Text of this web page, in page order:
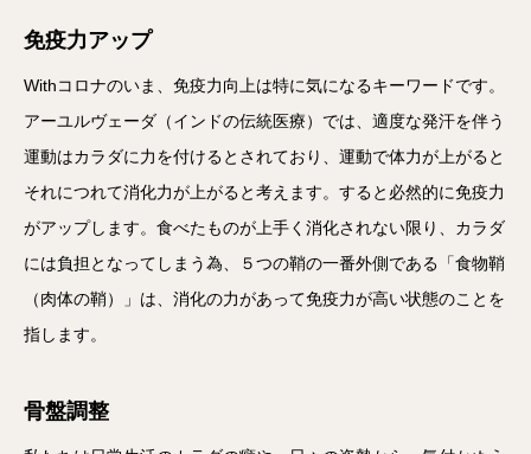
免疫力アップ
Withコロナのいま、免疫力向上は特に気になるキーワードです。
アーユルヴェーダ（インドの伝統医療）では、適度な発汗を伴う
運動はカラダに力を付けるとされており、運動で体力が上がると
それにつれて消化力が上がると考えます。すると必然的に免疫力
がアップします。食べたものが上手く消化されない限り、カラダ
には負担となってしまう為、５つの鞘の一番外側である「食物鞘
（肉体の鞘）」は、消化の力があって免疫力が高い状態のことを
指します。
骨盤調整